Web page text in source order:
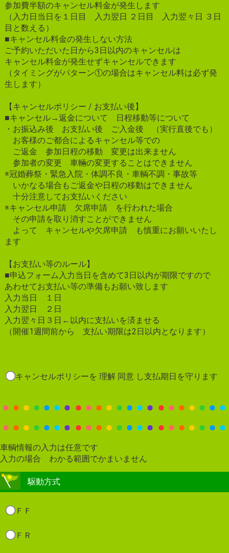
参加費半額のキャンセル料金が発生します
（入力日当日を１日目 入力翌日 ２日目 入力翌々日 ３日
目と数える）
■キャンセル料金の発生しない方法
ご予約いただいた日から3日以内のキャンセルは
キャンセル料金が発生せずキャンセルできます
（タイミングがパターン①の場合はキャンセル料は必ず発
生します）
【キャンセルポリシー / お支払い後】
■キャンセル→返金について 日程移動等について
・お振込み後 お支払い後 ご入金後 （実行直後でも）
お客様のご都合によるキャンセル等での
ご返金 参加日程の移動 変更は出来ません
参加者の変更 車輛の変更することはできません
※冠婚葬祭・緊急入院・体調不良・車輌不調・事故等
いかなる場合もご返金や日程の移動はできません
十分注意してお支払いください
※キャンセル申請 欠席申請 を行われた場合
その申請を取り消すことができません
よって キャンセルや欠席申請 も慎重にお願いいたし
ます
【お支払い等のルール】
■申込フォーム入力当日を含めて3日以内が期限ですので
あわせてお支払い等の準備もお願い致します
入力当日 １日
入力翌日 ２日
入力翌々日３日←以内に支払いを済ませる
（開催1週間前から 支払い期限は2日以内となります）
キャンセルポリシーを 理解 同意 し支払期日を守ります
車輌情報の入力は任意です
入力の場合 わかる範囲でかまいません
駆動方式
ＦＦ
ＦＲ